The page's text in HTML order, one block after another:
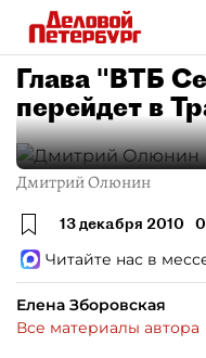
Глава "ВТБ
перейдет в
Дмитрий Олюнин
13 декабря 2010
Читайте нас в
Елена Зборовская
Все материалы автора